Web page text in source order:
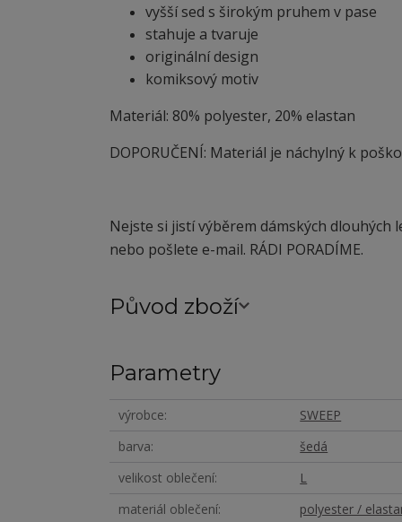
vyšší sed s širokým pruhem v pase
stahuje a tvaruje
originální design
komiksový motiv
Materiál: 80% polyester, 20% elastan
DOPORUČENÍ: Materiál je náchylný k
Nejste si jistí výběrem dámských dlouhých
nebo pošlete e-mail. RÁDI PORADÍME.
Původ zboží
Parametry
výrobce
SWEEP
barva
šedá
velikost oblečení
L
materiál oblečení
polyester /